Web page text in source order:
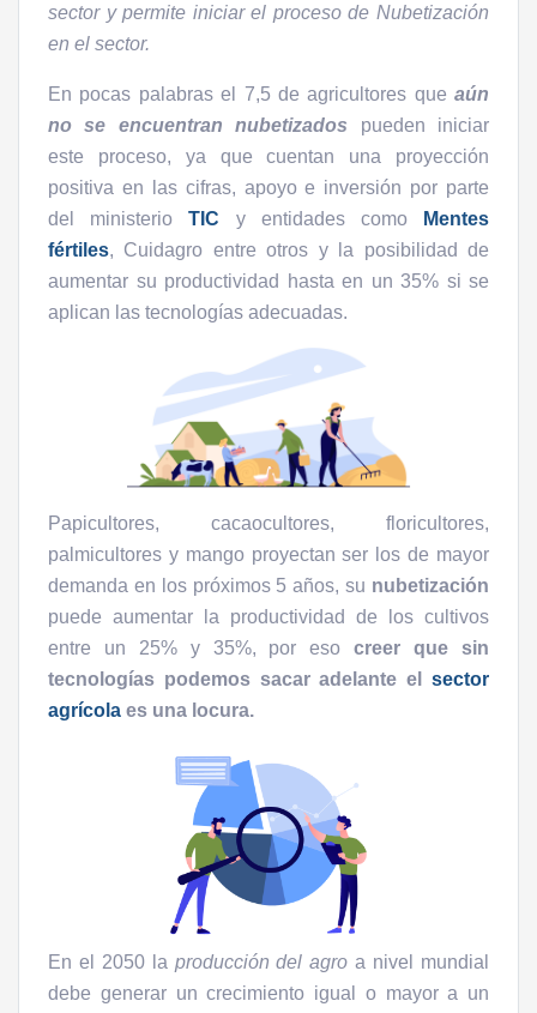
sector y permite iniciar el proceso de Nubetización
en el sector.
En pocas palabras el 7,5 de agricultores que aún
no se encuentran nubetizados pueden iniciar
este proceso, ya que cuentan una proyección
positiva en las cifras, apoyo e inversión por parte
del ministerioTIC y entidades como
Mentes
fértiles, Cuidagro entre otros y la posibilidad de
aumentar su productividad hasta en un 35% si se
aplican las tecnologías adecuadas.
Papicultores, cacaocultores, floricultores,
palmicultores y mango proyectan ser los de mayor
demanda en los próximos 5 años, su nubetización
puede aumentar la productividad de los cultivos
entre un 25% y 35%, por esocreer que sin
tecnologías podemos sacar adelante el sector
agrícola es una locura.
En el 2050 la producción del agro a nivel mundial
debe generar un crecimiento igual o mayor a un